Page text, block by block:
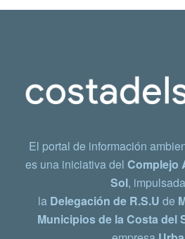
El portal de información
es una iniciativa delComplejo
Sol,
la Delegación de R.S.U de
Municipios de la Costa del